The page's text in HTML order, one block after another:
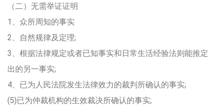
（二）无需举证证明
1、众所周知的事实
2、自然规律及定理;
3、根据法律规定或者已知事实和日常生活经验法则能推定
出的另一事实;
4、已为人民法院发生法律效力的裁判所确认的事实;
(5)已为仲裁机构的生效裁决所确认的事实;